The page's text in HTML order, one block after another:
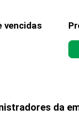
vencidas
da